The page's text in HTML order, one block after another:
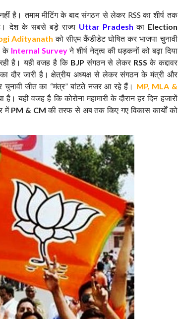
है। तमाम मीटिंग के बाद संगठन से लेकर RSSका शीर्ष तक
देश के सबसे बड़े राज्य Uttar Pradesh का Election
Adityanath को सीएम कैंडीडेट घोषित कर भाजपा चुनावी
के Internal Surveyने शीर्ष नेतृत्व की धड़कनों को बढ़ा दिया
है। यही वजह है कि BJPसंगठन से लेकर RSSके कद्दावर
दौर जारी है। क्षेत्रीय अध्यक्ष से लेकर संगठन के मंत्री और
चुनावी जीत का “मंत्र”बांटते नजर आ रहे हैं। MP, MLA &
यही वजह है कि कोरोना महामारी के दौरान हर दिन हजारों
में PM & CM की तरफ से अब तक किए गए विकास कार्यों को